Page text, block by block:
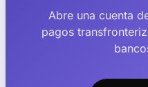
Abre una cuenta
pagos